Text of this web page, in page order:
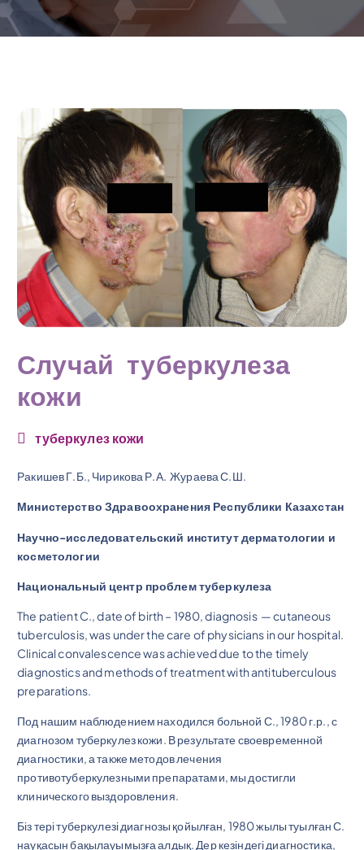
Случай туберкулеза
кожи
туберкулез кожи
Ракишев Г.Б., Чирикова Р.А. Жураева С.Ш.
Министерство Здравоохранения Республики Казахстан
Научно-исследовательский институт дерматологии и
косметологии
Национальный центр проблем туберкулеза
The patient C., date of birth – 1980, diagnosis — cutaneous
tuberculosis, was under the care of physicians in our hospital.
Clinical convalescence was achieved due to the timely
diagnostics and methods of treatment with antituberculous
preparations.
Под нашим наблюдением находился больной С., 1980 г.р., с
диагнозом туберкулез кожи. В результате своевременной
диагностики, а также методов лечения
противотуберкулезными препаратами, мы достигли
клинического выздоровления.
Біз тері туберкулезі диагнозы қойылған, 1980 жылы туылған С.
науқасын бақылауымызға алдық. Дер кезіндегі диагностика,